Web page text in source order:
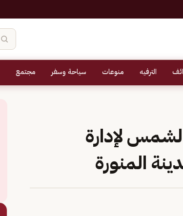
الترفيه منوعات سياحة وسفر مجتمع
لإدارة
المنورة